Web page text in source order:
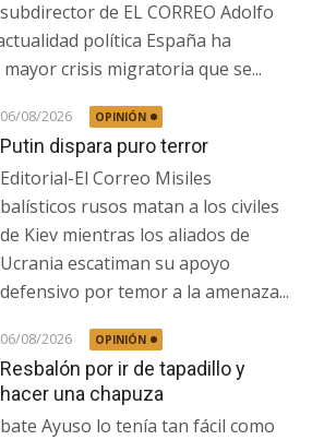
subdirector de EL CORREO Adolfo
política España ha
crisis migratoria que se...
06/08/2026 OPINIÓN
Putin dispara puro terror
Editorial-El Correo Misiles
balísticos rusos matan a los civiles
de Kiev mientras los aliados de
Ucrania escatiman su apoyo
defensivo por temor a la amenaza...
06/08/2026 OPINIÓN
Resbalón por ir de tapadillo y
hacer una chapuza
Ayuso lo tenía tan fácil como